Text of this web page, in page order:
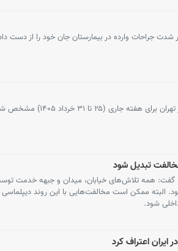
جراحات وارده در بیمارستان جان خود را از دست
تا ۳۱ خرداد ۱۴۰۵) مشخص شد.
تبدیل شود
گفت: همه تلاش‌های خیابان، میدان و جبهه خدمت
البته ممکن است مخالفت‌هایی با این روند
شود.
اعتراف کرد